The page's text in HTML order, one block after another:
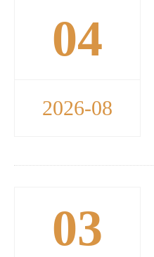
04
2026-08
03